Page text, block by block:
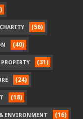
(56)
(40)
PROPERTY (31)
(24)
(18)
ENVIRONMENT (16)